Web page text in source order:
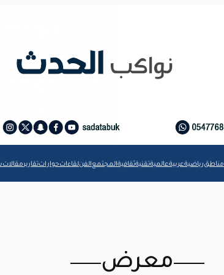
مناطقرياضيةعربيةعالميةتقنيةثقافيةالمجتمعالفنلقاءاتحواراتتقاريرمقالات
معرض